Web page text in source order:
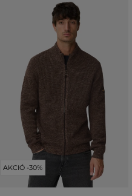
AKCIÓ -30%